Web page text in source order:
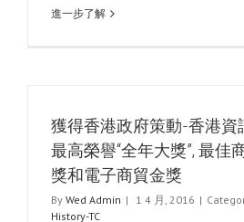
進一步了解
獲得香港政府策動-香港資
最高榮譽“全年大獎”, 最佳
獎和電子商貿金獎
By Wed Admin | 1 4 月, 2016 |
History-TC